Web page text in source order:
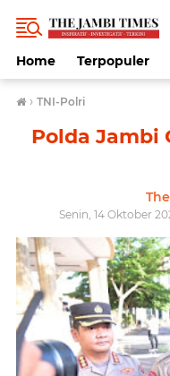
Home Terpopuler
› TNI-Polri
Polda Jambi
Senin, 14 Oktober